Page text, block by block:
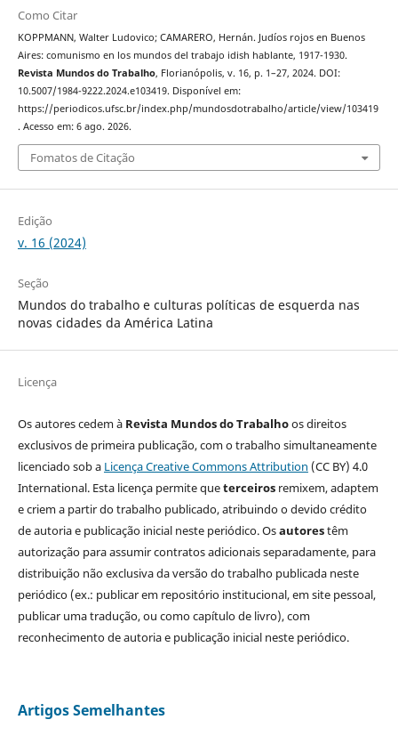
Como Citar
KOPPMANN, Walter Ludovico; CAMARERO, Hernán. Judíos rojos en Buenos
Aires: comunismo en los mundos del trabajo idish hablante, 1917-1930.
Revista Mundos do Trabalho, Florianópolis, v. 16, p. 1–27, 2024. DOI:
10.5007/1984-9222.2024.e103419. Disponível em:
https://periodicos.ufsc.br/index.php/mundosdotrabalho/article/view/103419
. Acesso em: 6 ago. 2026.
Fomatos de Citação
Edição
v. 16 (2024)
Seção
Mundos do trabalho e culturas políticas de esquerda nas
novas cidades da América Latina
Licença
Os autores cedem à Revista Mundos do Trabalhoos direitos
exclusivos de primeira publicação, com o trabalho simultaneamente
licenciado sob a Licença Creative Commons Attribution (CC BY) 4.0
International. Esta licença permite queterceirosremixem, adaptem
e criem a partir do trabalho publicado, atribuindo o devido crédito
de autoria e publicação inicial neste periódico. Osautorestêm
autorização para assumir contratos adicionais separadamente, para
distribuição não exclusiva da versão do trabalho publicada neste
periódico (ex.: publicar em repositório institucional, em site pessoal,
publicar uma tradução, ou como capítulo de livro), com
reconhecimento de autoria e publicação inicial neste periódico.
Artigos Semelhantes